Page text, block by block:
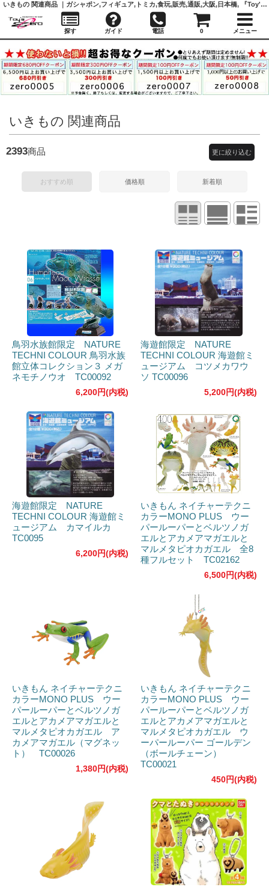
いきもの 関連商品
2393商品 更に絞り込む
おすすめ順 価格順 新着順
鳥羽水族館限定 NATURE
TECHNI COLOUR 鳥羽水族
館立体コレクション３ メガ
ネモチノウオ TC00092
6,200円(内税)
海遊館限定 NATURE
TECHNI COLOUR 海遊館ミ
ュージアム コツメカワウ
ソ TC00096
5,200円(内税)
海遊館限定 NATURE
TECHNI COLOUR 海遊館ミ
ュージアム カマイルカ
TC0095
6,200円(内税)
いきもん ネイチャーテクニ
カラーMONO PLUS ウー
パールーパーとベルツノガ
エルとアカメアマガエルと
マルメタピオカガエル 全8
種フルセット TC02162
6,500円(内税)
いきもん ネイチャーテクニ
カラーMONO PLUS ウー
パールーパーとベルツノガ
エルとアカメアマガエルと
マルメタピオカガエル ア
カメアマガエル（マグネッ
ト） TC00026
1,380円(内税)
いきもん ネイチャーテクニ
カラーMONO PLUS ウー
パールーパーとベルツノガ
エルとアカメアマガエルと
マルメタピオカガエル ウ
ーパールーパー ゴールデン
（ボールチェーン）
TC00021
450円(内税)
いきもの 関連商品 ｜ガシャポン,フィギュア,トミカ,食玩,販売,通販,大阪,日本橋, 『Toy's Zero』 トイズゼロ
探す ガイド 電話 0 メニュー